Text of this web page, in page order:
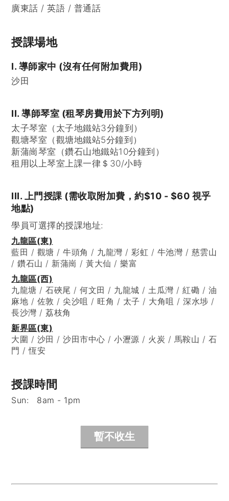
廣東話 / 英語 / 普通話
授課場地
I. 導師家中 (沒有任何附加費用)
沙田
II. 導師琴室 (租琴房費用於下方列明)
太子琴室（太子地鐵站3分鐘到）
觀塘琴室（觀塘地鐵站5分鐘到）
新蒲崗琴室（鑽石山地鐵站10分鐘到）
租用以上琴室上課一律＄30/小時
III. 上門授課 (需收取附加費，約$10 - $60 視乎
地點)
學員可選擇的授課地址:
九龍區(東)
藍田 / 觀塘 / 牛頭角 / 九龍灣 / 彩虹 / 牛池灣 / 慈雲山
/ 鑽石山 / 新蒲崗 / 黃大仙 / 樂富
九龍區(西)
九龍塘 / 石硤尾 / 何文田 / 九龍城 / 土瓜灣 / 紅磡 / 油
麻地 / 佐敦 / 尖沙咀 / 旺角 / 太子 / 大角咀 / 深水埗 /
長沙灣 / 荔枝角
新界區(東)
大圍 / 沙田 / 沙田市中心 / 小瀝源 / 火炭 / 馬鞍山 / 石
門 / 恆安
授課時間
Sun: 8am - 1pm
暫不收生